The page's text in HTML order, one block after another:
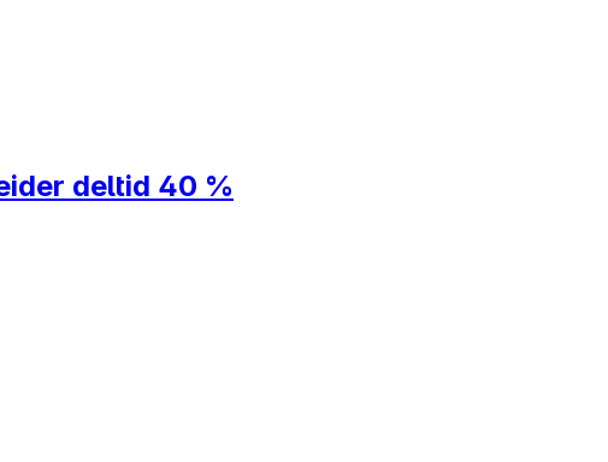
deltid 40 %